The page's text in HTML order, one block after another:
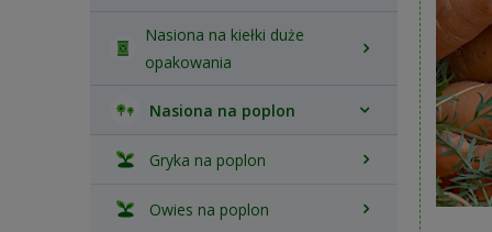
Nasiona na kiełki duże
opakowania
Nasiona na poplon
Gryka na poplon
Owies na poplon